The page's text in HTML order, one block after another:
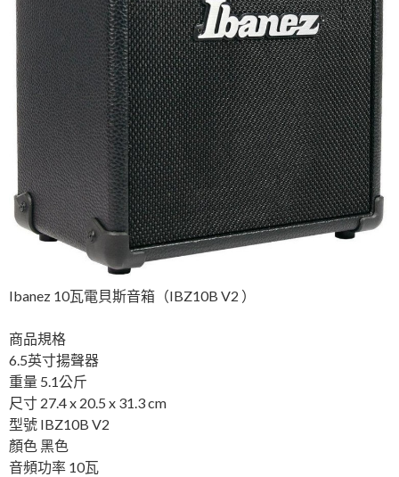
Ibanez 10瓦電貝斯音箱（IBZ10B V2 ）
商品規格
6.5英寸揚聲器
重量 5.1公斤
尺寸 27.4 x 20.5 x 31.3 cm
型號 IBZ10B V2
顏色黑色
音頻功率 10瓦